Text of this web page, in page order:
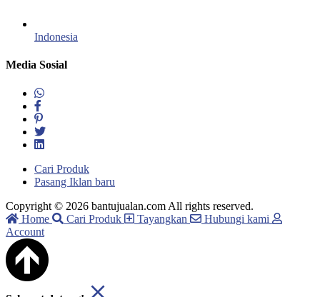
Indonesia‎
Media Sosial
Cari Produk
Pasang Iklan baru
Copyright © 2026 bantujualan.com All rights reserved.
Home
Cari Produk Tayangkan
Hubungi kami
Account